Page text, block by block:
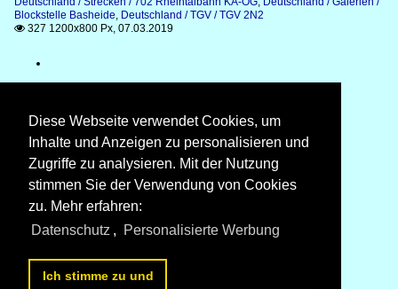
Blockstelle Basheide, Deutschland / TGV / TGV 2N2
 327 1200x800 Px, 07.03.2019
Diese Webseite verwendet Cookies, um
Inhalte und Anzeigen zu personalisieren und
Zugriffe zu analysieren. Mit der Nutzung
stimmen Sie der Verwendung von Cookies
zu. Mehr erfahren:
Datenschutz , Personalisierte Werbung
Ich stimme zu und